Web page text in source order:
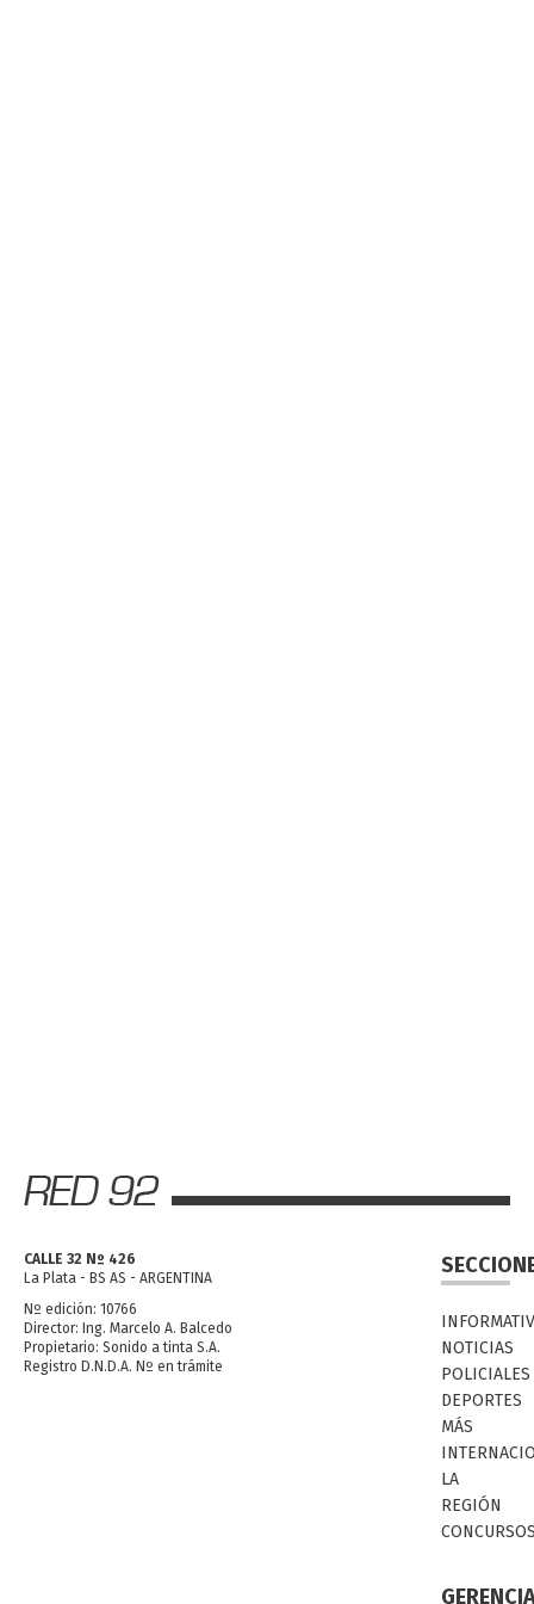
CALLE 32 Nº 426
La Plata - BS AS - ARGENTINA
Nº edición: 10766
Director: Ing. Marcelo A. Balcedo
Propietario: Sonido a tinta S.A.
Registro D.N.D.A. Nº en trámite
NOTICIAS
POLICIALES
DEPORTES
MÁS
LA
REGIÓN